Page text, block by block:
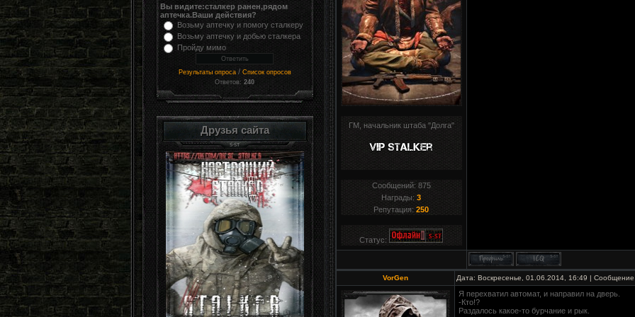
Вы видите:сталкер ранен,рядом
аптечка.Ваши действия?
Возьму аптечку и помогу сталкеру
Возьму аптечку и добью сталкера
Пройду мимо
Результаты опроса/ Список опросов
Ответов: 240
Друзья сайта ГМ, начальник штаба "Долга"
Сообщений: 875
Награды: 3
Репутация: 250
Статус:
VorGen Дата: Воскресенье, 01.06.2014, 16:49 |
Я перехватил автомат, и направил на дверь.
-Кто!?
Раздалось какое-то бурчание и рык.